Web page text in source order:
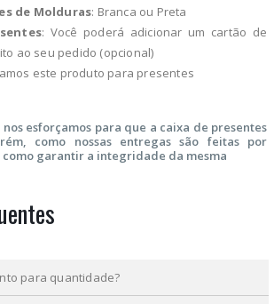
de Molduras: Branca ou Preta
: Você poderá adicionar um cartão de
ao seu pedido (opcional)
este produto para presentes
esforçamos para que a caixa de presentes
como nossas entregas são feitas por
garantir a integridade da mesma
para quantidade?